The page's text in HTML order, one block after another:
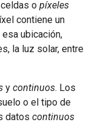
o píxeles
contiene un
ubicación,
la luz solar, entre
y continuos. Los
o el tipo de
datos continuos